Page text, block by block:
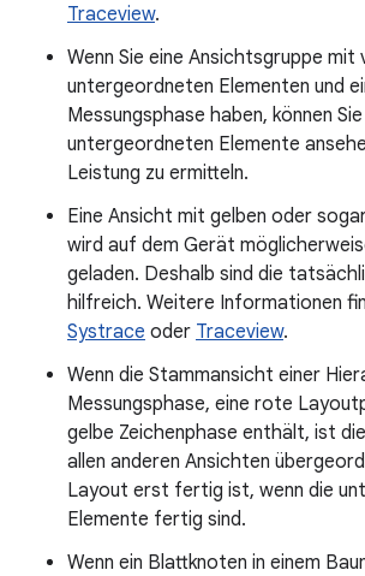
Traceview.
Wenn Sie eine Ansichtsgruppe mit
untergeordneten Elementen und
Messungsphase haben, können
untergeordneten Elemente
Leistung zu ermitteln.
Eine Ansicht mit gelben oder
wird auf dem Gerät
geladen. Deshalb sind die
hilfreich. Weitere Informationen
Systrace oder Traceview.
Wenn die Stammansicht einer
Messungsphase, eine rote
gelbe Zeichenphase enthält, ist
allen anderen Ansichten
Layout erst fertig ist, wenn die
Elemente fertig sind.
Wenn ein Blattknoten in einem